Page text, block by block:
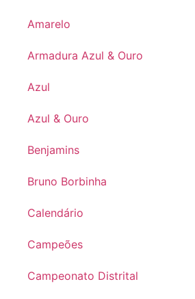
Amarelo
Armadura Azul & Ouro
Azul
Azul & Ouro
Benjamins
Bruno Borbinha
Calendário
Campeões
Campeonato Distrital